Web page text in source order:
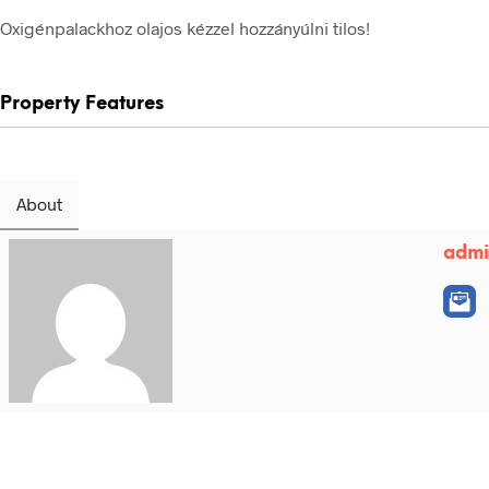
Oxigénpalackhoz olajos kézzel hozzányúlni tilos!
Property Features
About